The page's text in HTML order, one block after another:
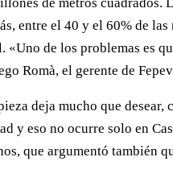
entre el 40 y el 60% de
de los problemas es
Romà, el gerente de
deja mucho que desear,
y eso no ocurre solo en
que argumentó también